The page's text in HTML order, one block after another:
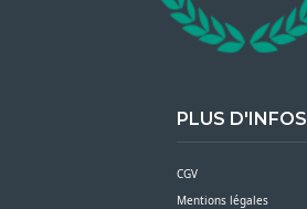
PLUS D'INFOS
CGV
Mentions légales